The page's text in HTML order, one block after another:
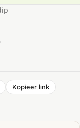
Kopieer link